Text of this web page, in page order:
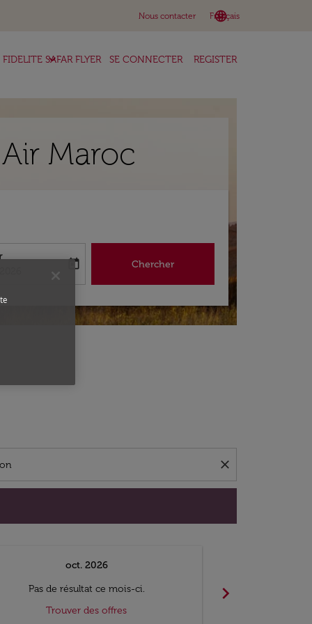
Nous contacter language
Français
keyboard_arrow_down
FIDELITE SAFAR FLYER
keyboard_arrow_down SE CONNECTER REGISTER
Maroc
return-date-aria-label
today Chercher
close
oct. 2026
Pas de résultat ce mois-ci.
Trouver des offres
chevron_right